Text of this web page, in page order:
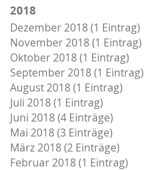
2018
Dezember 2018 (1 Eintrag)
November 2018 (1 Eintrag)
Oktober 2018 (1 Eintrag)
September 2018 (1 Eintrag)
August 2018 (1 Eintrag)
Juli 2018 (1 Eintrag)
Juni 2018 (4 Einträge)
Mai 2018 (3 Einträge)
März 2018 (2 Einträge)
Februar 2018 (1 Eintrag)